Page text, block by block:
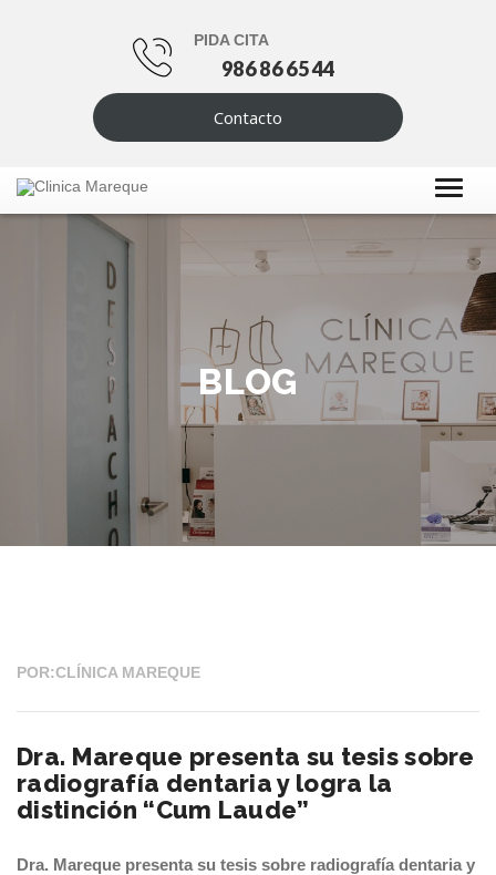
PIDA CITA
986 86 65 44
Contacto
BLOG
POR:CLÍNICA MAREQUE
Dra. Mareque presenta su tesis sobre
radiografía dentaria y logra la
distinción “Cum Laude”
Dra. Mareque presenta su tesis sobre radiografía dentaria y